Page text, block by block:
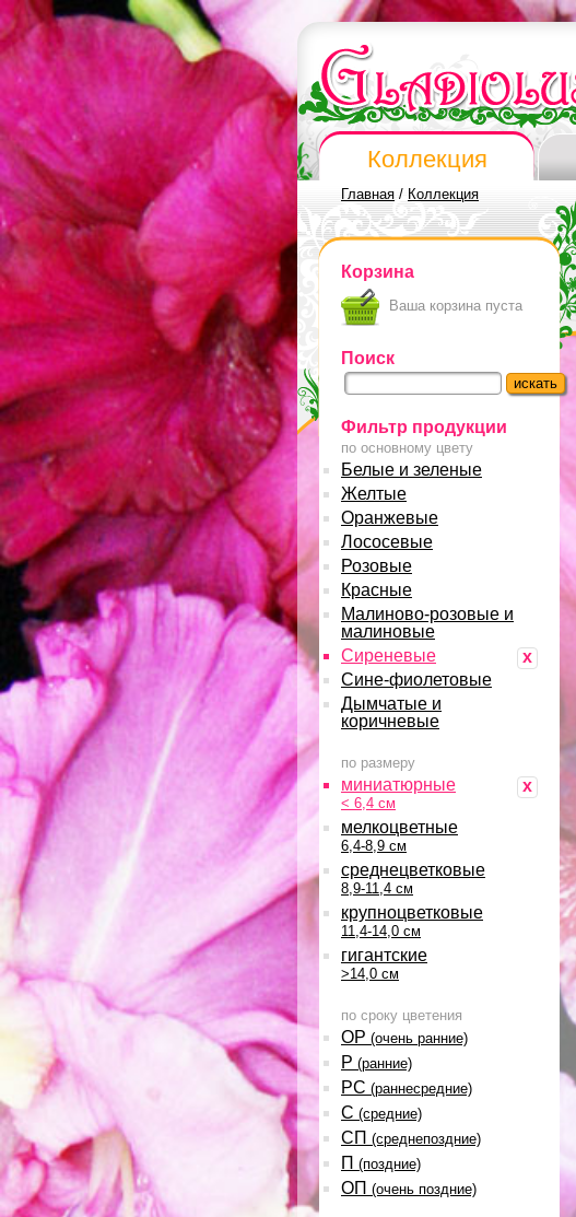
Коллекция
Главная / Коллекция
Корзина
Ваша корзина пуста
Поиск
Фильтр продукции
по основному цвету
Белые и зеленые
Желтые
Оранжевые
Лососевые
Розовые
Красные
Малиново-розовые и
малиновые
x
Сиреневые
Сине-фиолетовые
Дымчатые и
коричневые
по размеру
x
миниатюрные
< 6,4 см
мелкоцветные
6,4-8,9 см
среднецветковые
8,9-11,4 см
крупноцветковые
11,4-14,0 см
гигантские
>14,0 см
по сроку цветения
ОР (очень ранние)
Р (ранние)
РС (раннесредние)
С (средние)
СП (среднепоздние)
П (поздние)
ОП (очень поздние)